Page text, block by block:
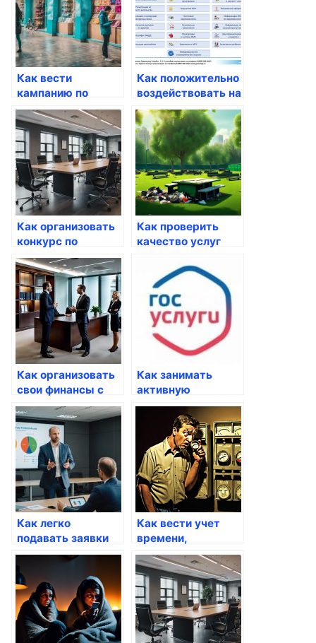
Как вести
кампанию по
улучшению
госуслуг
Как положительно
воздействовать на
рост экономики
через госуслуги
Как организовать
конкурс по
улучшению
госуслуг
Как проверить
качество услуг
Как организовать
свои финансы с
помощью госуслуг
Как занимать
активную
жизненную
позицию через
Госуслуги
Как легко
подавать заявки
через мобильные
приложения
Как вести учет
времени,
потраченного на
услуги через
Госуслуги